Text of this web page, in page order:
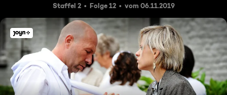
Staffel 2 Folge 12 vom 06.11.2019